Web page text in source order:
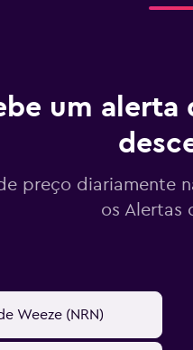
um alerta
preço diariamente
os Alertas